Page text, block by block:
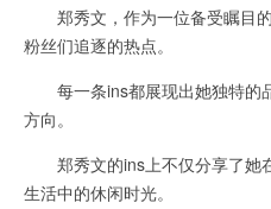
郑秀文，作为一位备受瞩目的
粉丝们追逐的热点。
每一条ins都展现出她独特的
方向。
郑秀文的ins上不仅分享了她
生活中的休闲时光。